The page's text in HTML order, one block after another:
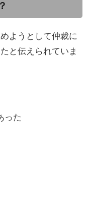
ようとして仲裁に
と伝えられていま
った